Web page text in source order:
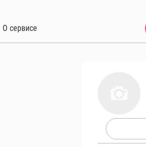
О сервисе